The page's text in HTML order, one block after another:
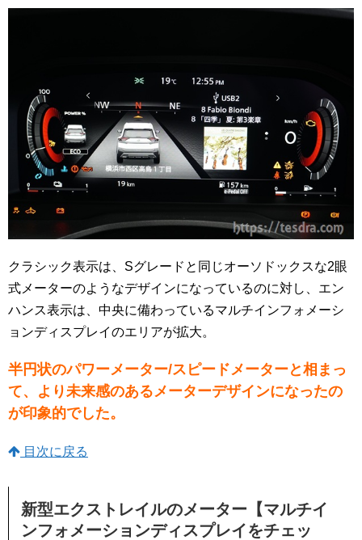
クラシック表示は、Sグレードと同じオーソドックスな2眼
式メーターのようなデザインになっているのに対し、エン
ハンス表示は、中央に備わっているマルチインフォメーシ
ョンディスプレイのエリアが拡大。
半円状のパワーメーター/スピードメーターと相まっ
て、より未来感のあるメーターデザインになったの
が印象的でした。
目次に戻る
新型エクストレイルのメーター【マルチイ
ンフォメーションディスプレイをチェッ